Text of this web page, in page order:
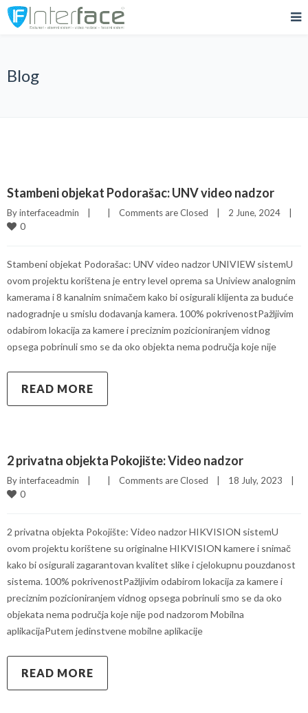
Blog
Stambeni objekat Podorašac: UNV video nadzor
By interfaceadmin Comments are Closed 2 June, 2024
0
Stambeni objekat Podorašac: UNV video nadzor UNIVIEW sistemU
ovom projektu korištena je entry level oprema sa Uniview analognim
kamerama i 8 kanalnim snimačem kako bi osigurali klijenta za buduće
nadogradnje u smislu dodavanja kamera. 100% pokrivenostPažljivim
odabirom lokacija za kamere i preciznim pozicioniranjem vidnog
opsega pobrinuli smo se da oko objekta nema područja koje nije
READ MORE
2 privatna objekta Pokojište: Video nadzor
By interfaceadmin Comments are Closed 18 July, 2023
0
2 privatna objekta Pokojište: Video nadzor HIKVISION sistemU
ovom projektu korištene su originalne HIKVISION kamere i snimač
kako bi osigurali zagarantovan kvalitet slike i cjelokupnu pouzdanost
sistema. 100% pokrivenostPažljivim odabirom lokacija za kamere i
preciznim pozicioniranjem vidnog opsega pobrinuli smo se da oko
objekata nema područja koje nije pod nadzorom Mobilna
aplikacijaPutem jedinstvene mobilne aplikacije
READ MORE